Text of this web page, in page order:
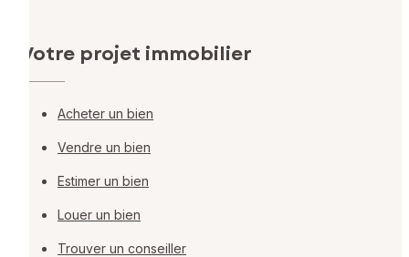
Votre projet immobilier
Acheter un bien
Vendre un bien
Estimer un bien
Louer un bien
Trouver un conseiller